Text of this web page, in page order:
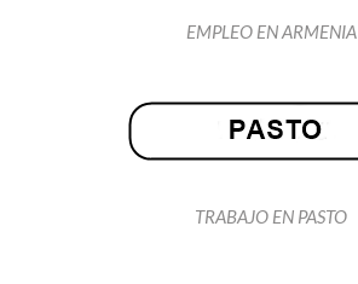
EMPLEO EN ARMENIA
TRABAJO EN PASTO